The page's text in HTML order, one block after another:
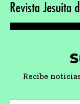
Revista Jesuita
Recibe